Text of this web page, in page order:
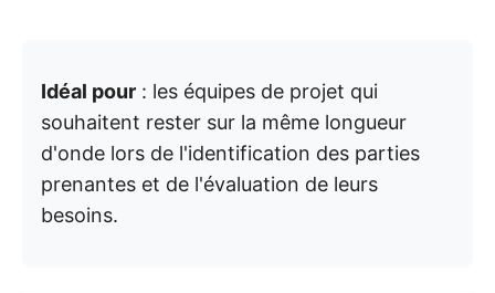
Idéal pour : les équipes de projet qui
souhaitent rester sur la même longueur
d'onde lors de l'identification des parties
prenantes et de l'évaluation de leurs
besoins.